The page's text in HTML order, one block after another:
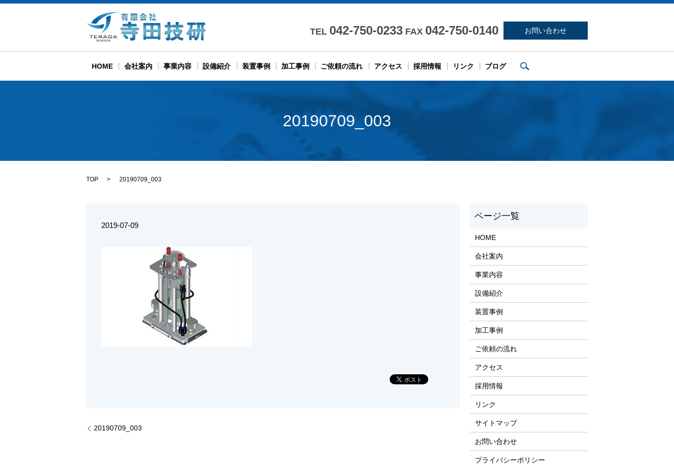
TEL 042-750-0233 FAX 042-750-0140 お問い合わせ
HOME 会社案内 事業内容 設備紹介 装置事例 加工事例 ご依頼の流れ アクセス 採用情報 リンク ブログ
20190709_003
TOP 20190709_003
2019-07-09
20190709_003
HOME
会社案内
事業内容
設備紹介
装置事例
加工事例
ご依頼の流れ
アクセス
採用情報
リンク
サイトマップ
お問い合わせ
プライバシーポリシー